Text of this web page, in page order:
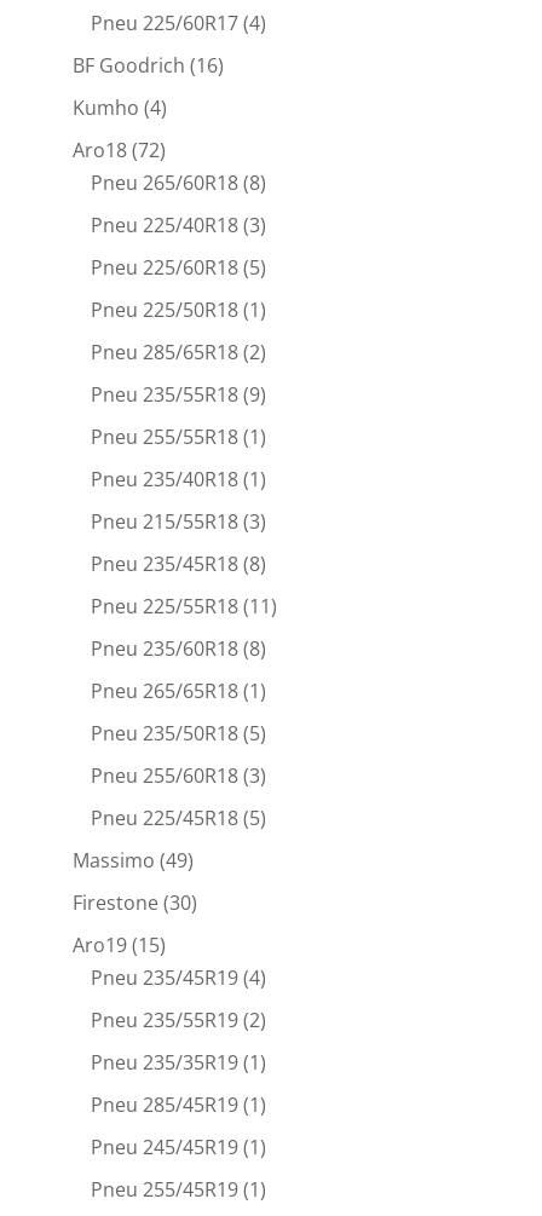
Pneu 225/60R17(4)
BF Goodrich (16)
Kumho (4)
Aro18(72)
Pneu 265/60R18(8)
Pneu 225/40R18(3)
Pneu 225/60R18(5)
Pneu 225/50R18(1)
Pneu 285/65R18(2)
Pneu 235/55R18(9)
Pneu 255/55R18(1)
Pneu 235/40R18(1)
Pneu 215/55R18(3)
Pneu 235/45R18(8)
Pneu 225/55R18(11)
Pneu 235/60R18(8)
Pneu 265/65R18(1)
Pneu 235/50R18(5)
Pneu 255/60R18(3)
Pneu 225/45R18(5)
Massimo (49)
Firestone(30)
Aro19(15)
Pneu 235/45R19(4)
Pneu 235/55R19(2)
Pneu 235/35R19(1)
Pneu 285/45R19(1)
Pneu 245/45R19(1)
Pneu 255/45R19(1)